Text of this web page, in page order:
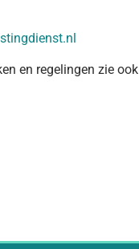
en regelingen zie ook